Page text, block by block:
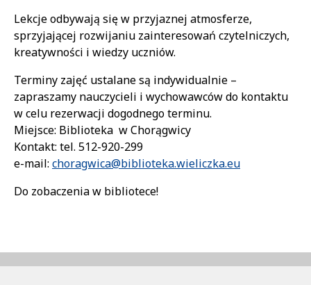
Lekcje odbywają się w przyjaznej atmosferze,
sprzyjającej rozwijaniu zainteresowań czytelniczych,
kreatywności i wiedzy uczniów.
Terminy zajęć ustalane są indywidualnie –
zapraszamy nauczycieli i wychowawców do kontaktu
w celu rezerwacji dogodnego terminu.
Miejsce: Biblioteka w Chorągwicy
Kontakt: tel. 512-920-299
e-mail: choragwica@biblioteka.wieliczka.eu
Do zobaczenia w bibliotece!